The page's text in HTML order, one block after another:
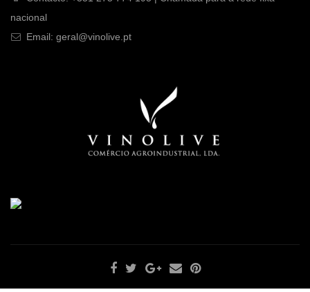
nacional
Email: geral@vinolive.pt